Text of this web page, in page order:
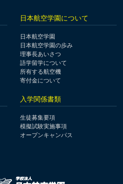
日本航空学園について
日本航空学園
日本航空学園の歩み
理事長あいさつ
語学留学について
所有する航空機
寄付金について
入学関係書類
生徒募集要項
模擬試験実施事項
オープンキャンパス